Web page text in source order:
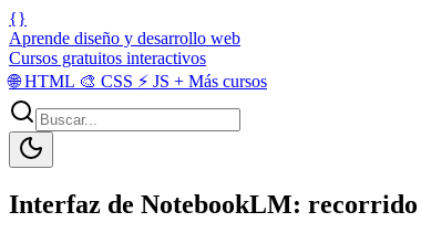
{}
Aprende diseño y desarrollo web
Cursos gratuitos interactivos
🌐HTML 🎨 CSS ⚡ JS + Más cursos
Interfaz de NotebookLM: recorrido